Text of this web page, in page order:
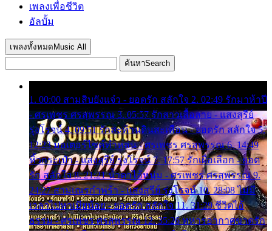
เพลงเพื่อชีวิต
อัลบั้ม
เพลงทั้งหมด Music All
ค้นหาSearch
1. 00:00 สามสิบยังแจ๋ว - ยอดรัก สลักใจ 2. 02:49 รักมาห้าปี
- ศรเพชร ศรสุพรรณ 3. 05:57 รักสาวเสื้อลาย - แสงสุรีย์
รุ่งโรจน์ 4. 09:51 รักสะท้านดินสะเทือน - ยอดรัก สลักใจ 5.
12:23 มอเตอร์ไซค์ทำหล่น - ศรเพชร ศรสุพรรณ 6. 14:49
หิ้วกระเป๋า - แสงสุรีย์ รุ่งโรจน์ 7. 17:57 รักเผื่อเลือก - ยอด
รัก สลักใจ 8. 21:21 น้ำตาไอ้หนุ่ม - ศรเพชร ศรสุพรรณ 9.
24:27 สามเณรกำพร้า - แสงสุรีย์ รุ่งโรจน์ 10. 28:08 ไม่มี
เวลาไปหาเมียน้อย - ยอดรัก สลักใจ 11. 31:29 ชีวิตไอ้
ธรรม - ศรเพชร ศรสุพรรณ 12. 35:26 ทหารอากาศขาดรัก